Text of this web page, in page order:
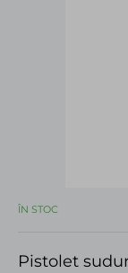
ÎN STOC
Pistolet